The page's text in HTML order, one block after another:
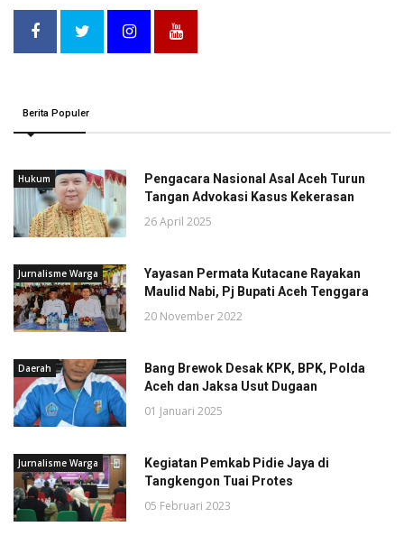
Berita Populer
Hukum
Pengacara Nasional Asal Aceh Turun
Tangan Advokasi Kasus Kekerasan
26 April 2025
Jurnalisme Warga
Yayasan Permata Kutacane Rayakan
Maulid Nabi, Pj Bupati Aceh Tenggara
20 November 2022
Daerah
Bang Brewok Desak KPK, BPK, Polda
Aceh dan Jaksa Usut Dugaan
01 Januari 2025
Jurnalisme Warga
Kegiatan Pemkab Pidie Jaya di
Tangkengon Tuai Protes
05 Februari 2023